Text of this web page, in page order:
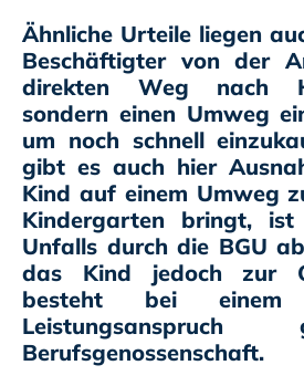
Ähnliche Urteile liegen
Beschäftigter von der
direkten Weg nach
sondern einen Umweg
um noch schnell
gibt es auch hier
Kind auf einem Umweg
Kindergarten bringt,
Unfalls durch die BGU
das Kind jedoch zur
besteht bei
Berufsgenossenschaft.